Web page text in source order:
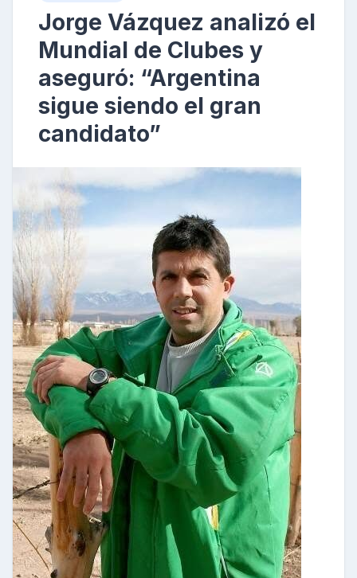
Jorge Vázquez analizó el
Mundial de Clubes y
aseguró: “Argentina
sigue siendo el gran
candidato”